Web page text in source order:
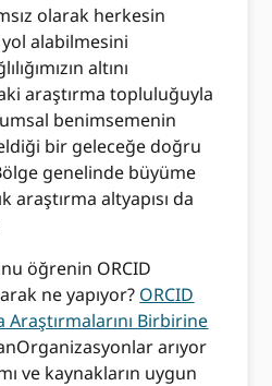
olarak herkesin
alabilmesini
altını
araştırma topluluğuyla
benimsemenin
bir geleceğe doğru
genelinde büyüme
araştırma altyapısı da
öğrenin ORCID
ne yapıyor? ORCID
Araştırmalarını Birbirine
Organizasyonlar arıyor
ve kaynakların uygun